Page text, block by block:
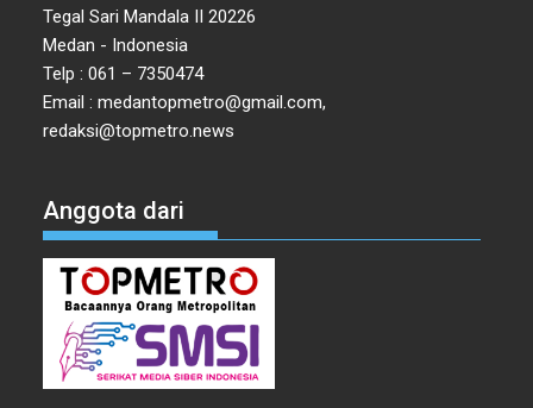
Tegal Sari Mandala II 20226
Medan - Indonesia
Telp : 061 – 7350474
Email : medantopmetro@gmail.com,
redaksi@topmetro.news
Anggota dari